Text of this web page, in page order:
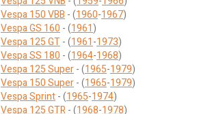
Vespa 150 VBB - (1960-1967)
Vespa GS 160 - (1961)
Vespa 125 GT- (1961-1973)
Vespa SS 180 - (1964-1968)
Vespa 125 Super- (1965-1979)
Vespa 150 Super- (1965-1979)
Vespa Sprint- (1965-1974)
Vespa 125 GTR- (1968-1978)